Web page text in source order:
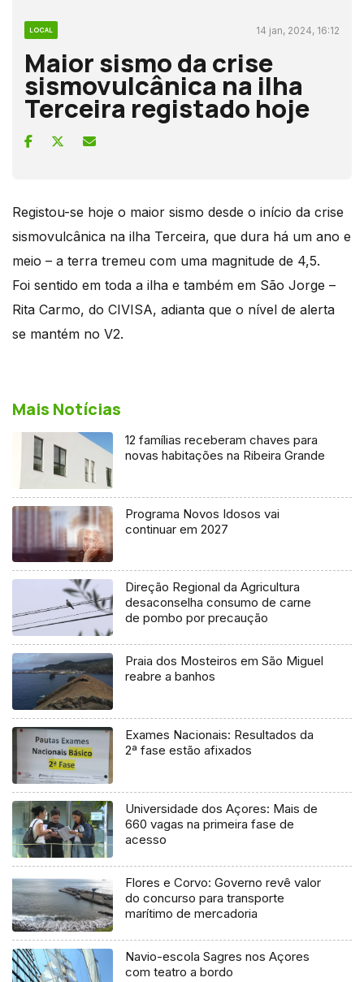
LOCAL 14 jan, 2024, 16:12
Maior sismo da crise
sismovulcânica na ilha
Terceira registado hoje
Registou-se hoje o maior sismo desde o início da crise
sismovulcânica na ilha Terceira, que dura há um ano e
meio – a terra tremeu com uma magnitude de 4,5.
Foi sentido em toda a ilha e também em São Jorge –
Rita Carmo, do CIVISA, adianta que o nível de alerta
se mantém no V2.
Mais Notícias
12 famílias receberam chaves para
novas habitações na Ribeira Grande
Programa Novos Idosos vai
continuar em 2027
Direção Regional da Agricultura
desaconselha consumo de carne
de pombo por precaução
Praia dos Mosteiros em São Miguel
reabre a banhos
Exames Nacionais: Resultados da
2ª fase estão afixados
Universidade dos Açores: Mais de
660 vagas na primeira fase de
acesso
Flores e Corvo: Governo revê valor
do concurso para transporte
marítimo de mercadoria
Navio-escola Sagres nos Açores
com teatro a bordo